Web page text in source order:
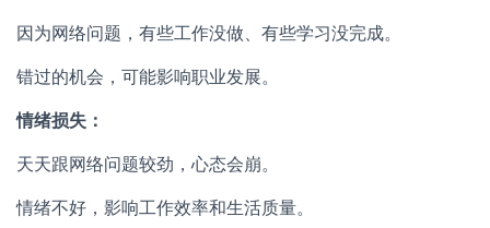
因为网络问题，有些工作没做、有些学习没完成。
错过的机会，可能影响职业发展。
情绪损失：
天天跟网络问题较劲，心态会崩。
情绪不好，影响工作效率和生活质量。